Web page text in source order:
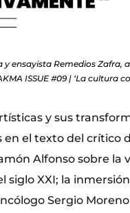
ensayista Remedios Zafra,
ISSUE #09 | ‘La cultura
y sus
el texto del crítico
Alfonso sobre la
siglo XXI; la
Sergio Moreno